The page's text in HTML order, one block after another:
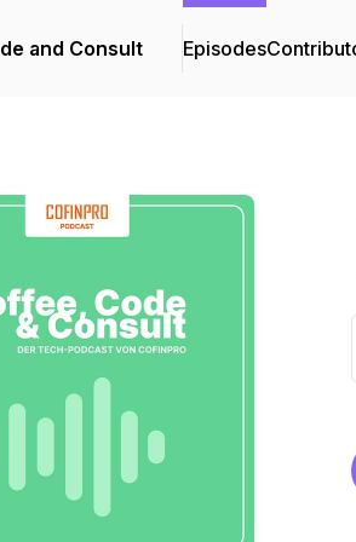
and Consult Episodes